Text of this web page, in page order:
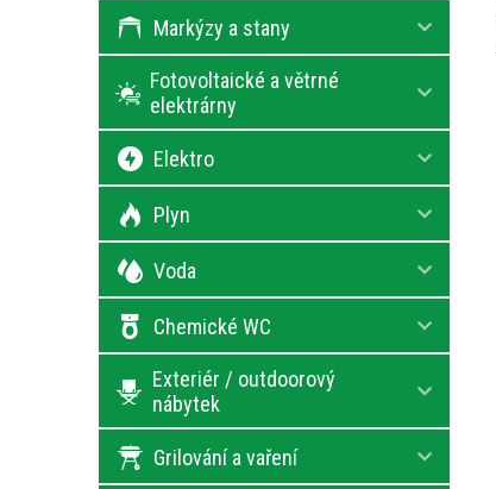
Markýzy a stany
Fotovoltaické a větrné
elektrárny
Elektro
Plyn
Voda
Chemické WC
Exteriér / outdoorový
nábytek
Grilování a vaření